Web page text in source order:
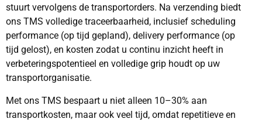
stuurt vervolgens de transportorders. Na verzending biedt
ons TMS volledige traceerbaarheid, inclusief scheduling
performance (op tijd gepland), delivery performance (op
tijd gelost), en kosten zodat u continu inzicht heeft in
verbeteringspotentieel en volledige grip houdt op uw
transportorganisatie.
Met ons TMS bespaart u niet alleen 10–30% aan
transportkosten, maar ook veel tijd, omdat repetitieve en